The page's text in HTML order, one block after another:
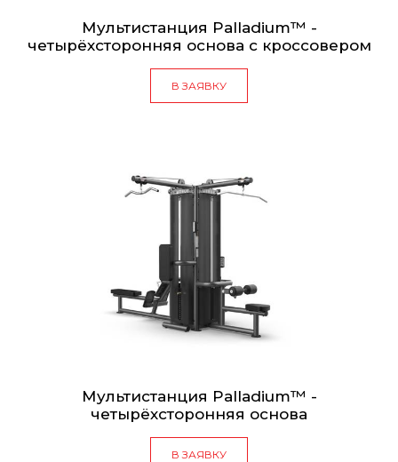
Мультистанция Palladium™ -
четырёхсторонняя основа с кроссовером
В ЗАЯВКУ
Мультистанция Palladium™ -
четырёхсторонняя основа
В ЗАЯВКУ